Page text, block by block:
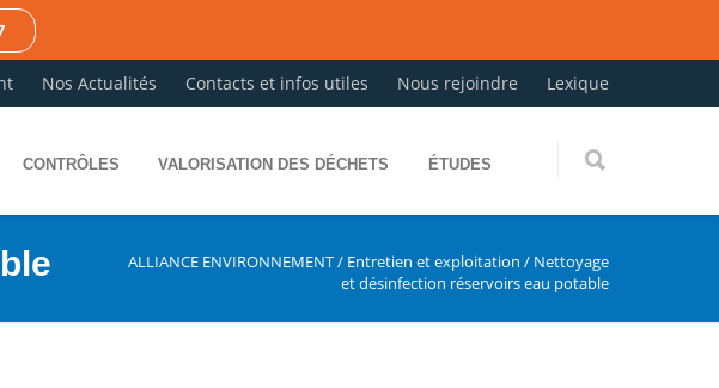
Nos Actualités Contacts et infos utiles Nous rejoindre Lexique
CONTRÔLES VALORISATION DES DÉCHETS ÉTUDES
ALLIANCE ENVIRONNEMENT/ Entretien et exploitation / Nettoyage
et désinfection réservoirs eau potable